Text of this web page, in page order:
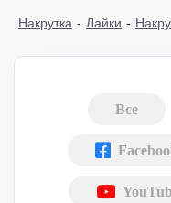
Накрутка - Лайки -
Все